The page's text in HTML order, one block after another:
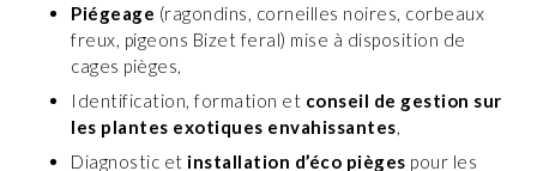
Piégeage (ragondins, corneilles noires, corbeaux
freux, pigeons Bizet feral) mise à disposition de
cages pièges,
Identification, formation et conseil de gestion sur
les plantes exotiques envahissantes,
Diagnostic et installation d’éco pièges pour les